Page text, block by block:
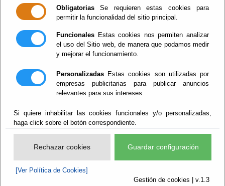
Obligatorias Se requieren estas cookies para
permitir la funcionalidad del sitio principal.
Funcionales Estas cookies nos permiten analizar
el uso del Sitio web, de manera que podamos medir
y mejorar el funcionamiento.
Personalizadas Estas cookies son utilizadas por
empresas publicitarias para publicar anuncios
relevantes para sus intereses.
Si quiere inhabilitar las cookies funcionales y/o personalizadas,
haga click sobre el botón correspondiente.
Rechazar cookies Guardar configuración
[Ver Política de Cookies]
Gestión de cookies | v.1.3